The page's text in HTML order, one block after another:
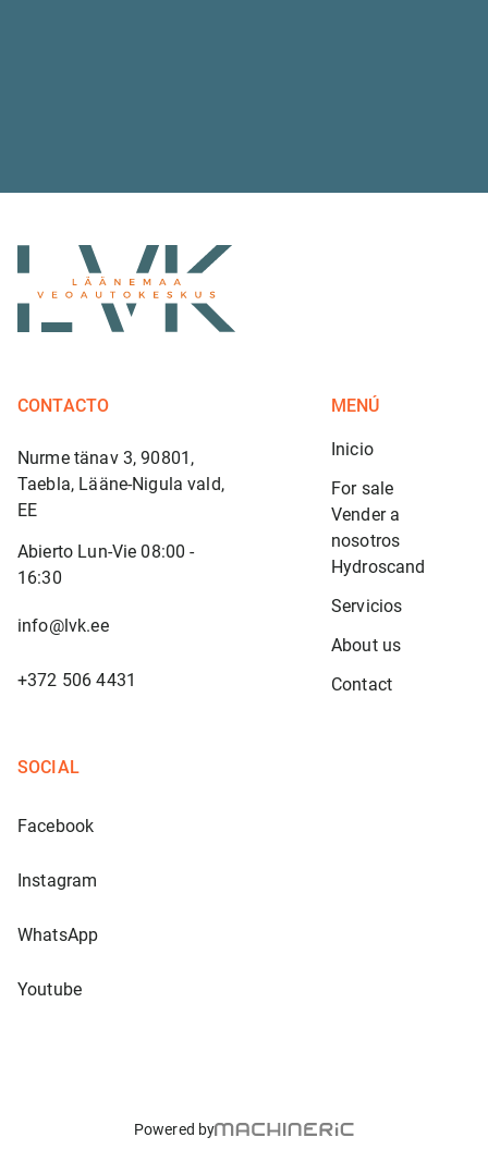
CONTACTO
Nurme tänav 3, 90801,
Taebla, Lääne-Nigula vald,
EE
Abierto Lun-Vie 08:00 -
16:30
info@lvk.ee
+372 506 4431
MENÚ
Inicio
For sale
Vender a
nosotros
Hydroscand
Servicios
About us
Contact
SOCIAL
Facebook
Instagram
WhatsApp
Youtube
Powered by